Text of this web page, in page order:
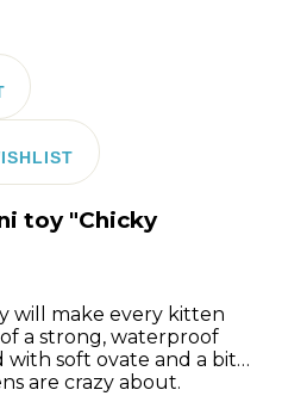
toy "Chicky
will make every kitten
a strong, waterproof
with soft ovate and a bit
are crazy about.